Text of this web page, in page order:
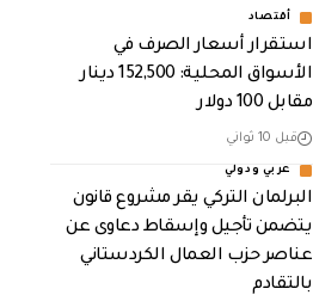
أقتصاد
استقرار أسعار الصرف في
الأسواق المحلية: 152,500 دينار
مقابل 100 دولار
قبل 10 ثواني
عربي ودولي
البرلمان التركي يقر مشروع قانون
يتضمن تأجيل وإسقاط دعاوى عن
عناصر حزب العمال الكردستاني
بالتقادم